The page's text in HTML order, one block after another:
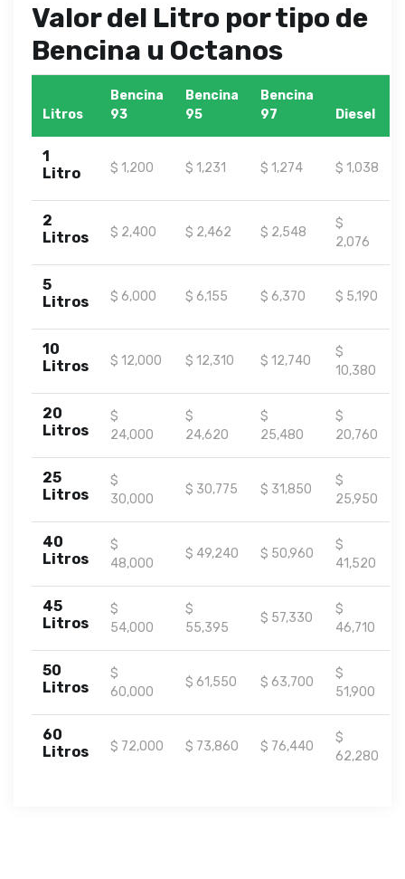
Valor del Litro por tipo de
Bencina u Octanos
Litros
Bencina
93
Bencina
95
Bencina
97
Diesel
1
Litro
$ 1,200 $ 1,231 $ 1,274 $ 1,038
2
Litros
$ 2,400 $ 2,462 $ 2,548
$
2,076
5
Litros
$ 6,000 $ 6,155 $ 6,370 $ 5,190
10
Litros
$ 12,000 $ 12,310 $ 12,740
$
10,380
20
Litros
$
24,000
$
24,620
$
25,480
$
20,760
25
Litros
$
30,000
$ 30,775 $ 31,850
$
25,950
40
Litros
$
48,000
$ 49,240 $ 50,960
$
41,520
45
Litros
$
54,000
$
55,395
$ 57,330
$
46,710
50
Litros
$
60,000
$ 61,550 $ 63,700
$
51,900
60
Litros
$ 72,000 $ 73,860 $ 76,440
$
62,280